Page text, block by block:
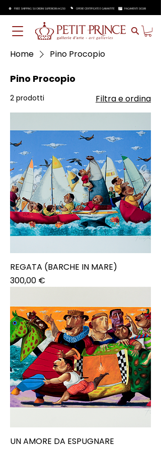
FREE SHIPPING SU ORDINI SUPERIORI A €250 OPERE CERTIFICATE E GARANTITE PAGAMENTI SICURI
Home Pino Procopio
Pino Procopio
2 prodotti Filtra e ordina
REGATA (BARCHE IN MARE)
Prezzo
300,00 €
UN AMORE DA ESPUGNARE